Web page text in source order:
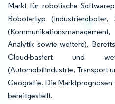
Markt für robotische
Robotertyp (Industrieroboter,
Analytik sowie weitere),
Cloud-basiert und
(Automobilindustrie, Transport
Geografie. Die Marktprognosen
bereitgestellt.